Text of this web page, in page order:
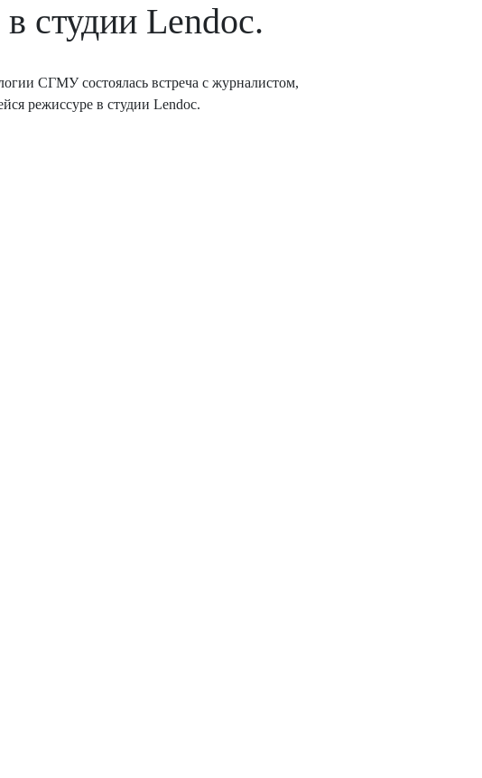
студии Lendoc.
СГМУ состоялась встреча с журналистом,
режиссуре в студии Lendoc.